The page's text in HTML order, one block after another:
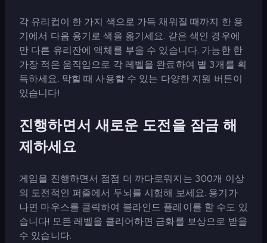
각 유리컵이 한 가지 색으로 가득 채워질 때까지 한 용
기에서 다음 용기로 색을 옮기세요. 같은 색인 경우에
만 다른 유리잔에 액체를 부을 수 있습니다. 가능한 한
가장 적은 움직임으로 각 레벨을 완료하여 별 3개를 획
득하세요. 막힐 때 사용할 수 있는 다양한 지원 버튼이
있습니다!
진행하면서 새로운 도전을 잠금 해
제하세요
게임을 진행하면서 점점 더 까다로워지는 300개 이상
의 도전적인 퍼즐에서 두뇌를 시험해 보세요. 용기가
나면 마우스를 클릭하여 블라인드 플레이를 할 수도 있
습니다! 모든 레벨을 클리어하면 금화를 보상으로 받을
수 있습니다.